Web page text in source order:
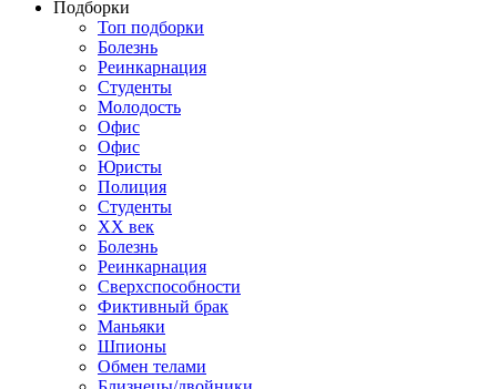
Подборки
Топ подборки
Болезнь
Реинкарнация
Студенты
Молодость
Офис
Офис
Юристы
Полиция
Студенты
ХХ век
Болезнь
Реинкарнация
Сверхспособности
Фиктивный брак
Маньяки
Шпионы
Обмен телами